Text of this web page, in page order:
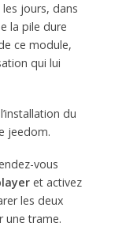
jours, dans
la pile dure
ce module,
qui lui
du
jeedom.
vous
et activez
les deux
une trame.